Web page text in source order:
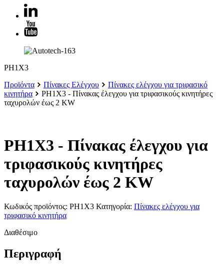
PH1X3
Προϊόντα
Πίνακες Ελέγχου
Πίνακες ελέγχου για τριφασικό
κινητήρα
PH1X3 - Πίνακας έλεγχου για τριφασικούς κινητήρες
ταχυρολών έως 2 KW
PH1X3 - Πίνακας έλεγχου για
τριφασικούς κινητήρες
ταχυρολών έως 2 KW
Κωδικός προϊόντος: PH1X3 Κατηγορία: Πίνακες ελέγχου για
τριφασικό κινητήρα
Διαθέσιμο
Περιγραφή